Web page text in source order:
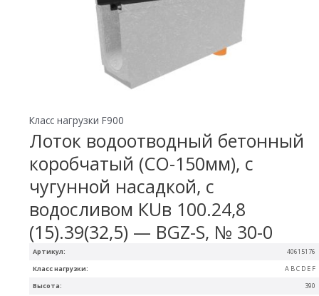
Артикул: 40615176
Высота: 390
Класс нагрузки: A B C D E F
Класс нагрузки F900
Лоток водоотводный бетонный
коробчатый (СО-150мм), с
чугунной насадкой, с
водосливом КUв 100.24,8
(15).39(32,5) — BGZ-S, № 30-0